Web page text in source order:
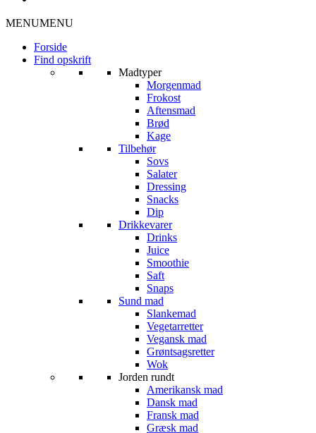
MENUMENU
Forside
Find opskrift
Madtyper
Morgenmad
Frokost
Aftensmad
Brød
Kage
Tilbehør
Sovs
Salater
Dressing
Snacks
Dip
Drikkevarer
Drinks
Juice
Smoothie
Saft
Snaps
Sund mad
Slankemad
Vegetarretter
Vegansk mad
Grøntsagsretter
Wok
Jorden rundt
Amerikansk mad
Dansk mad
Fransk mad
Græsk mad